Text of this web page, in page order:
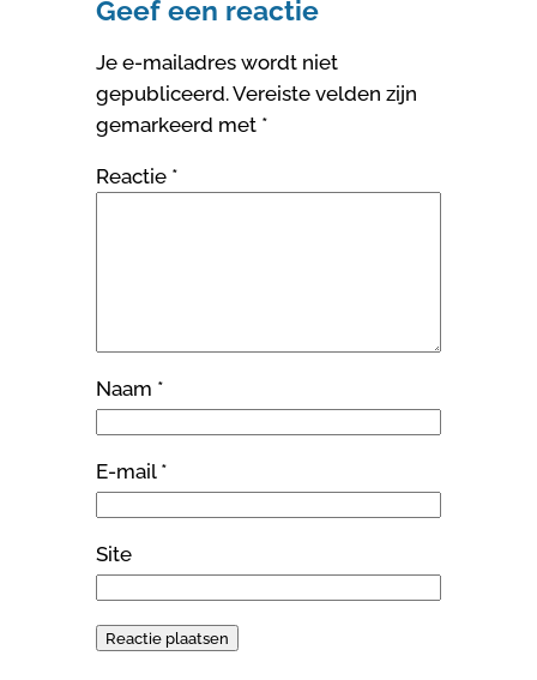
Geef een reactie
Je e-mailadres wordt niet
gepubliceerd.Vereiste velden zijn
gemarkeerd met *
Reactie *
Naam *
E-mail *
Site